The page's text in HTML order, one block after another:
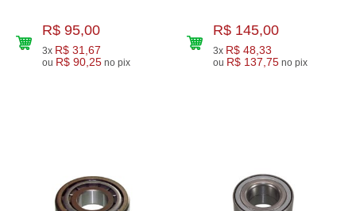
R$ 95,00
3x R$ 31,67
ou R$ 90,25 no pix
R$ 145,00
3x R$ 48,33
ou R$ 137,75 no pix